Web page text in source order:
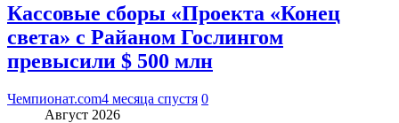
Кассовые сборы «Проекта «Конец
света» с Райаном Гослингом
превысили $ 500 млн
Чемпионат.com4 месяца спустя 0
Август 2026